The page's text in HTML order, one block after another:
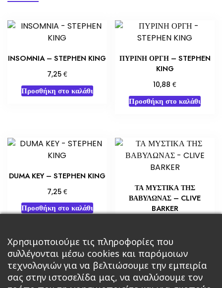
INSOMNIA – STEPHEN KING
7,25 €
Προσθήκη στο καλάθι
ΠΥΡΙΝΗ ΟΡΓΗ – STEPHEN
KING
10,88€
Προσθήκη στο καλάθι
DUMA KEY – STEPHEN KING
7,25 €
Προσθήκη στο καλάθι
ΤΑ ΜΥΣΤΙΚΑ ΤΗΣ
ΒΑΒΥΛΩΝΑΣ – CLIVE
BARKER
Προσθήκη στο καλάθι
Χρησιμοποιούμε τις πληροφορίες που
συλλέγονται μέσω cookies και παρόμοιων
τεχνολογιών για να βελτιώσουμε την εμπειρία
σας στην ιστοσελίδα μας, να αναλύσουμε τον